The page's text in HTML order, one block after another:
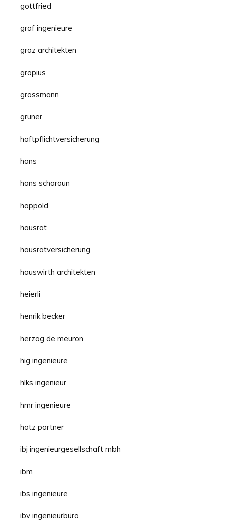
gottfried
graf ingenieure
graz architekten
gropius
grossmann
gruner
haftpflichtversicherung
hans
hans scharoun
happold
hausrat
hausratversicherung
hauswirth architekten
heierli
henrik becker
herzog de meuron
hig ingenieure
hlks ingenieur
hmr ingenieure
hotz partner
ibj ingenieurgesellschaft mbh
ibm
ibs ingenieure
ibv ingenieurbüro